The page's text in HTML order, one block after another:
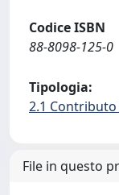
Codice ISBN
88-8098-125-0
Tipologia:
2.1
File in questo